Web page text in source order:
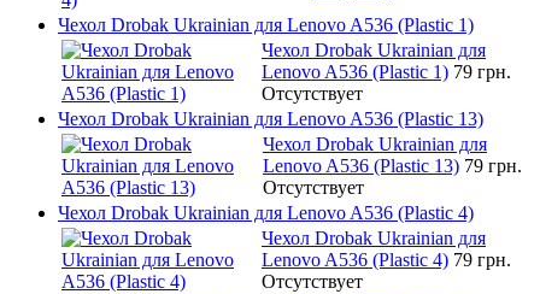
Чехол Drobak Ukrainian для Lenovo A536 (Plastic 1)
Чехол Drobak Ukrainian для
Lenovo A536 (Plastic 1) 79 грн.
Отсутствует
Чехол Drobak Ukrainian для Lenovo A536 (Plastic 13)
Чехол Drobak Ukrainian для
Lenovo A536 (Plastic 13) 79 грн.
Отсутствует
Чехол Drobak Ukrainian для Lenovo A536 (Plastic 4)
Чехол Drobak Ukrainian для
Lenovo A536 (Plastic 4) 79 грн.
Отсутствует